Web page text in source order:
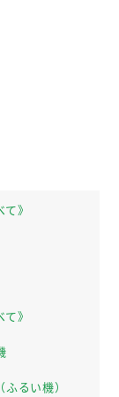
》
》
るい機）